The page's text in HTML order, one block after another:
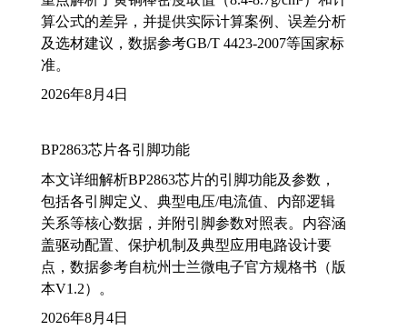
算公式的差异，并提供实际计算案例、误差分析
及选材建议，数据参考GB/T 4423-2007等国家标
准。
2026年8月4日
BP2863芯片各引脚功能
本文详细解析BP2863芯片的引脚功能及参数，
包括各引脚定义、典型电压/电流值、内部逻辑
关系等核心数据，并附引脚参数对照表。内容涵
盖驱动配置、保护机制及典型应用电路设计要
点，数据参考自杭州士兰微电子官方规格书（版
本V1.2）。
2026年8月4日